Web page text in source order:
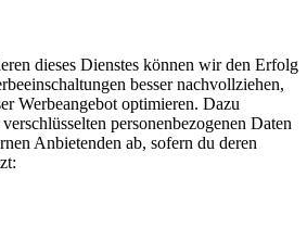
dieses Dienstes können wir den Erfolg
besser nachvollziehen,
Werbeangebot optimieren. Dazu
personenbezogenen Daten
Anbietenden ab, sofern du deren